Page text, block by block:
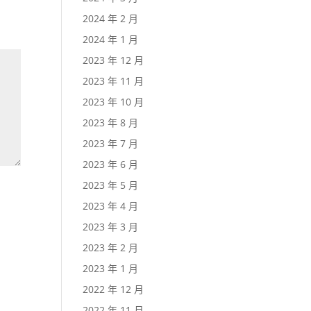
2024 年 2 月
2024 年 1 月
2023 年 12 月
2023 年 11 月
2023 年 10 月
2023 年 8 月
2023 年 7 月
2023 年 6 月
2023 年 5 月
2023 年 4 月
2023 年 3 月
2023 年 2 月
2023 年 1 月
2022 年 12 月